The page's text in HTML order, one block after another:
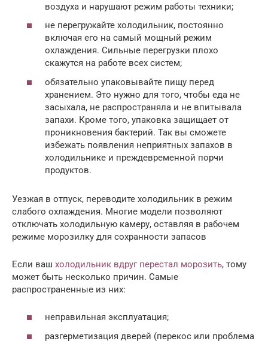
воздуха и нарушают режим работы техники;
не перегружайте холодильник, постоянно
включая его на самый мощный режим
охлаждения. Сильные перегрузки плохо
скажутся на работе всех систем;
обязательно упаковывайте пищу перед
хранением. Это нужно для того, чтобы еда не
засыхала, не распространяла и не впитывала
запахи. Кроме того, упаковка защищает от
проникновения бактерий. Так вы сможете
избежать появления неприятных запахов в
холодильнике и преждевременной порчи
продуктов.
Уезжая в отпуск, переводите холодильник в режим
слабого охлаждения. Многие модели позволяют
отключать холодильную камеру, оставляя в рабочем
режиме морозилку для сохранности запасов
Если ваш холодильник вдруг перестал морозить, тому
может быть несколько причин. Самые
распространенные из них:
неправильная эксплуатация;
разгерметизация дверей (перекос или проблема